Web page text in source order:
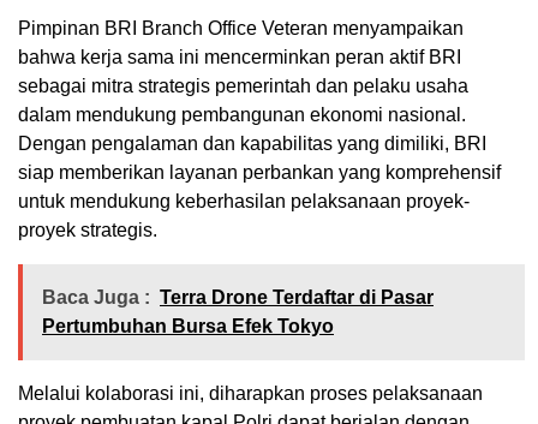
Pimpinan BRI Branch Office Veteran menyampaikan
bahwa kerja sama ini mencerminkan peran aktif BRI
sebagai mitra strategis pemerintah dan pelaku usaha
dalam mendukung pembangunan ekonomi nasional.
Dengan pengalaman dan kapabilitas yang dimiliki, BRI
siap memberikan layanan perbankan yang komprehensif
untuk mendukung keberhasilan pelaksanaan proyek-
proyek strategis.
Baca Juga : Terra Drone Terdaftar di Pasar
Pertumbuhan Bursa Efek Tokyo
Melalui kolaborasi ini, diharapkan proses pelaksanaan